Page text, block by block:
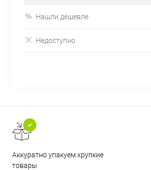
Нашли дешевле
Недоступно
Аккуратно упакуем хрупкие
товары